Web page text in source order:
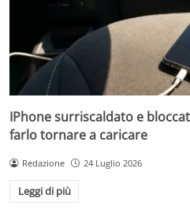
IPhone surriscaldato e
farlo tornare a caricare
Redazione 24 Luglio 2026
Leggi di più